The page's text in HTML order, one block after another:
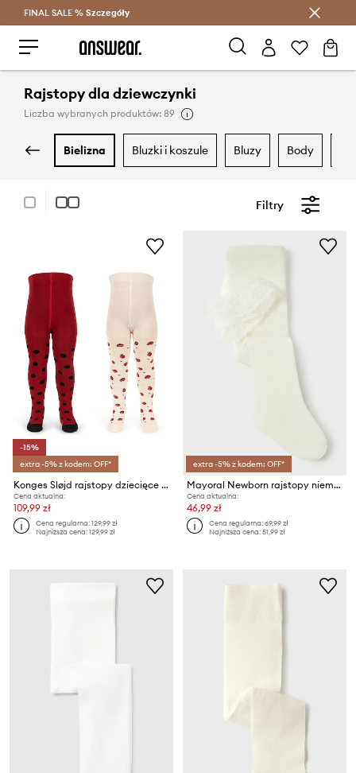
Oszczędzaj z Answear Club >
FINAL SALE % Szczegóły
Rajstopy dla dziewczynki
Liczba wybranych produktów: 89
bielizna bluzki i koszule bluzy body
Filtry
-15%
extra -5% z kodem: OFF*
Konges Sløjd rajstopy dziecięce 2 PACK LADYBUG JACQUARD TIGHTS
Cena aktualna:
109,99 zł
Cena regularna:129,99 zł
Najniższa cena:129,99 zł
extra -5% z kodem: OFF*
Mayoral Newborn rajstopy niemowlęce
Cena aktualna:
46,99 zł
Cena regularna:69,99 zł
Najniższa cena:51,99 zł